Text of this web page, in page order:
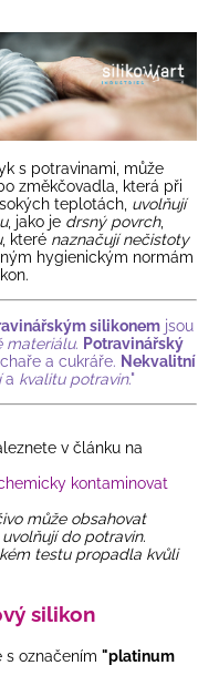
s potravinami, může
změkčovadla, která při
teplotách, uvolňují
, jako je drsný povrch,
, které naznačují nečistoty
hygienickým normám
silikonemjsou
materiálu. Potravinářský
a cukráře. Nekvalitní
a kvalitu potravin."
v článku na
kontaminovat
může obsahovat
do potravin.
testu propadla kvůli
silikon
s označením "platinum